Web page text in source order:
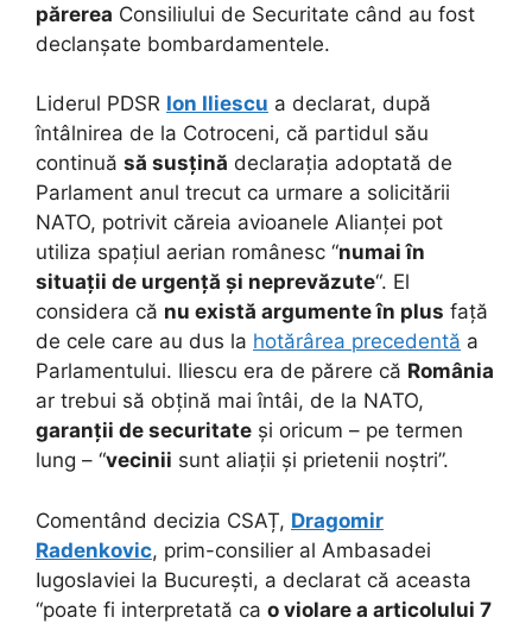
părerea Consiliului de Securitate când au fost
declanșate bombardamentele.
Liderul PDSR Ion Iliescu a declarat, după
întâlnirea de la Cotroceni, că partidul său
continuă să susțină declarația adoptată de
Parlament anul trecut ca urmare a solicitării
NATO, potrivit căreia avioanele Alianței pot
utiliza spațiul aerian românesc “numai în
situații de urgență și neprevăzute“. El
considera că nu există argumente în plus față
de cele care au dus la hotărârea precedentă a
Parlamentului. Iliescu era de părere că România
ar trebui să obțină mai întâi, de la NATO,
garanții de securitate și oricum – pe termen
lung – “vecinii sunt aliații și prietenii noștri”.
Comentând decizia CSAȚ, Dragomir
Radenkovic, prim-consilier al Ambasadei
Iugoslaviei la București, a declarat că aceasta
“poate fi interpretată ca o violare a articolului 7